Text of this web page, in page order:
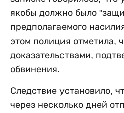
якобы должно было
предполагаемого
этом полиция отметила,
доказательствами,
обвинения.
Следствие установило,
через несколько дней